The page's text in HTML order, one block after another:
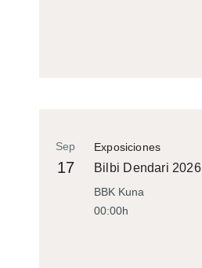
Exposiciones
Sep
17 Bilbi Dendari 2026
BBK Kuna
00:00h